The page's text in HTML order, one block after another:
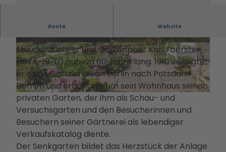
Havelseen
Winterausz
eit in
Potsdam
Goldener
Herbst
Kunst &
Kultur
Dein
Potsdam-
Blog
ours
Digitale
Stadterl
ebnisse
Veranst
altunge
n
Essen &
Trinken
Unterkü
nfte
n
Servi
ce
Loca
tions
Rah
men
prog
ram
me
Infoma
terial
Bonusk
arte
Anreise
men
Die
PMS
G
Touri
smus
in
Pots
dam
Kam
© André Stiebitz, Lizenz: PMSG | CC-BY-ND
© Julia Nimke, Lizenz: PMSG |CC-BY-ND © Julia Nimke, Lizenz: PMSG | CC-BY-ND
Route Website
Im Potsdamer Stadtteil Bornim lebte und wirkte
im vergangenen Jahrhundert der berühmte
Staudenzüchter und Gartenpoet Karl Foerster
(1874-1970) nahezu 60 Jahre lang. 1910 verlegte
er seine Gärtnerei von Berlin nach Potsdam-
Bornim und errichtete um sein Wohnhaus seinen
privaten Garten, der ihm als Schau- und
Versuchsgarten und den Besucherinnen und
Besuchern seiner Gärtnerei als lebendiger
Verkaufskatalog diente.
Der Senkgarten bildet das Herzstück der Anlage